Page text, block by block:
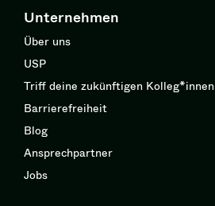
Unternehmen
Über uns
USP
Triff deine zukünftigen Kolleg*innen
Barrierefreiheit
Blog
Ansprechpartner
Jobs